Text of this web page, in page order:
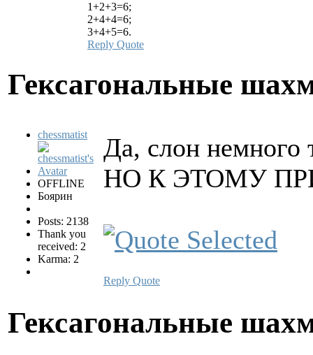
1+2+3=6;
2+4+4=6;
3+4+5=6.
Reply Quote
Гексагональные
chessmatist
OFFLINE
Боярин
Posts: 2138
Thank you
received: 2
Karma: 2
Да, слон немного
НО К ЭТОМУ
Reply Quote
Гексагональные